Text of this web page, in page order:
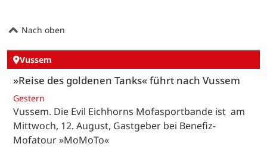
Nach oben
Vussem
»Reise des goldenen Tanks« führt nach Vussem
Gestern
Vussem. Die Evil Eichhorns Mofasportbande ist am
Mittwoch, 12. August, Gastgeber bei Benefiz-
Mofatour »MoMoTo«